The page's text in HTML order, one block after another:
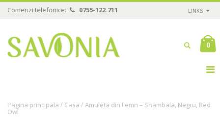
Comenzi telefonice: 0755-122.711 LINKS
0
Pagina principala / Casa /Amuleta din Lemn – Shambala, Negru, Red
Owl